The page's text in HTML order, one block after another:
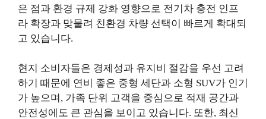
은 점과 환경 규제 강화 영향으로 전기차 충전 인프
라 확장과 맞물려 친환경 차량 선택이 빠르게 확대되
고 있습니다.
현지 소비자들은 경제성과 유지비 절감을 우선 고려
하기 때문에 연비 좋은 중형 세단과 소형 SUV가 인기
가 높으며, 가족 단위 고객을 중심으로 적재 공간과
안전성에도 큰 관심을 보이고 있습니다. 또한, 최신